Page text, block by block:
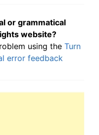
or grammatical
website?
using the Turn
error feedback